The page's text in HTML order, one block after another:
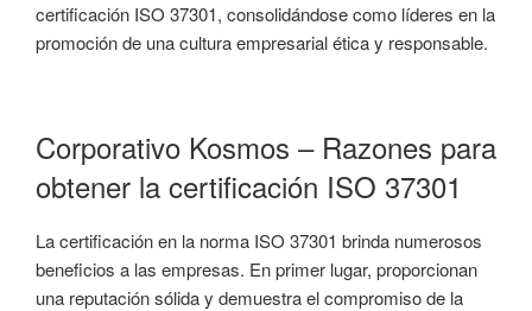
certificación ISO 37301, consolidándose como líderes en la
promoción de una cultura empresarial ética y responsable.
Corporativo Kosmos – Razones para
obtener la certificación ISO 37301
La certificación en la norma ISO 37301 brinda numerosos
beneficios a las empresas. En primer lugar, proporcionan
una reputación sólida y demuestra el compromiso de la